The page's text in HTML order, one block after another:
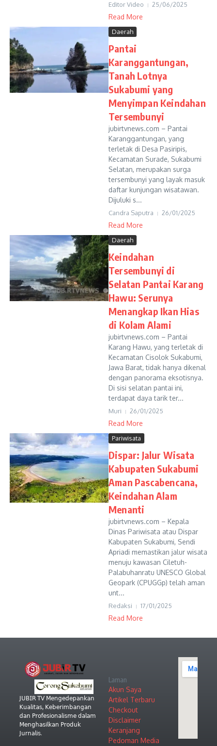
Editor Video 25/06/2025
Read More
Daerah
Pantai
Karanggantungan,
Tanah Lotnya
Sukabumi yang
Menyimpan Keindahan
Tersembunyi
jubirtvnews.com – Pantai
Karanggantungan, yang
terletak di Desa Pasiripis,
Kecamatan Surade, Sukabumi
Selatan, merupakan surga
tersembunyi yang layak masuk
daftar kunjungan wisatawan.
Dijuluki s...
Candra Saputra 26/01/2025
Read More
Daerah
Keindahan
Tersembunyi di
Selatan Pantai Karang
Hawu: Serunya
Menangkap Ikan Hias
di Kolam Alami
jubirtvnews.com – Pantai
Karang Hawu, yang terletak di
Kecamatan Cisolok Sukabumi,
Jawa Barat, tidak hanya dikenal
dengan panorama eksotisnya.
Di sisi selatan pantai ini,
terdapat daya tarik ter...
Muri 26/01/2025
Read More
Pariwisata
Dispar: Jalur Wisata
Kabupaten Sukabumi
Aman Pascabencana,
Keindahan Alam
Menanti
jubirtvnews.com – Kepala
Dinas Pariwisata atau Dispar
Kabupaten Sukabumi, Sendi
Apriadi memastikan jalur wisata
menuju kawasan Ciletuh-
Palabuhanratu UNESCO Global
Geopark (CPUGGp) telah aman
unt...
Redaksi 17/01/2025
Read More
𝖩𝖴𝖡𝖨𝖱 𝖳𝖵 𝖬𝖾𝗇𝗀𝖾𝖽𝖾𝗉𝖺𝗇𝗄𝖺𝗇
𝖪𝗎𝖺𝗅𝗂𝗍𝖺𝗌, 𝖪𝖾𝖻𝖾𝗋𝗂𝗆𝖻𝖺𝗇𝗀𝖺𝗇
𝖽𝖺𝗇 𝖯𝗋𝗈𝖿𝖾𝗌𝗂𝗈𝗇𝖺𝗅𝗂𝗌𝗆𝖾 𝖽𝖺𝗅𝖺𝗆
𝖬𝖾𝗇𝗀𝗁𝖺𝗌𝗂𝗅𝗄𝖺𝗇 𝖯𝗋𝗈𝖽𝗎𝗄
𝖩𝗎𝗋𝗇𝖺𝗅𝗂𝗌.
Laman
Akun Saya
Artikel Terbaru
Checkout
Disclaimer
Keranjang
Pedoman Media